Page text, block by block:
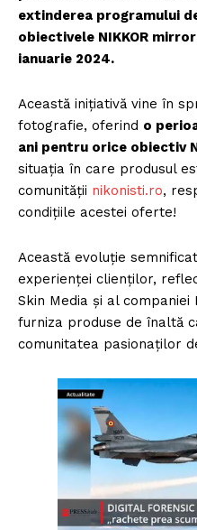
extinderea programului
obiectivele NIKKOR
ianuarie 2024.
Această inițiativă vine în
fotografie, oferind o
ani pentru orice obiectiv
situația în care produsul
comunității nikonisti.ro,
condițiile acestei oferte!
Această evoluție
experienței clienților,
Skin Media și al companiei
furniza produse de înaltă
comunitatea pasionaților